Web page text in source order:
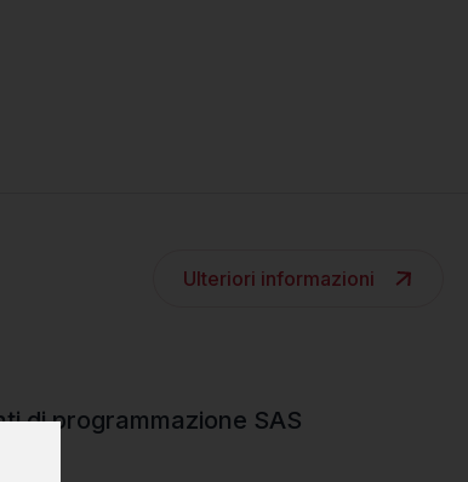
Ulteriori informazioni
di programmazione SAS